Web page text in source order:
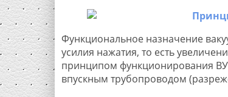
Функциональное назначение
усилия нажатия, то есть
принципом функционирования
впускным трубопроводом